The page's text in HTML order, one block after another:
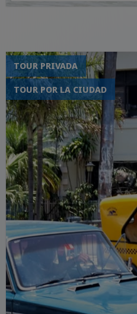
opcional: paseo a
TOUR PRIVADA
TOUR POR LA CIUDAD